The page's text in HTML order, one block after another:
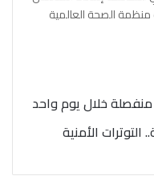
منظمة الصحة العالمية
الأمنية